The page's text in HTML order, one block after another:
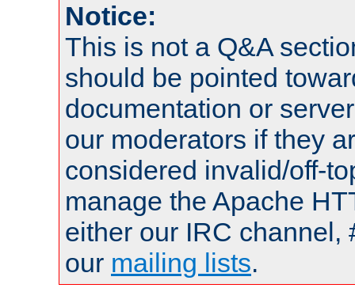
Notice:
This is not a Q&A
should be pointed
documentation or
our moderators if they
considered invalid/off-
manage the Apache
either our IRC channel,
our mailing lists.